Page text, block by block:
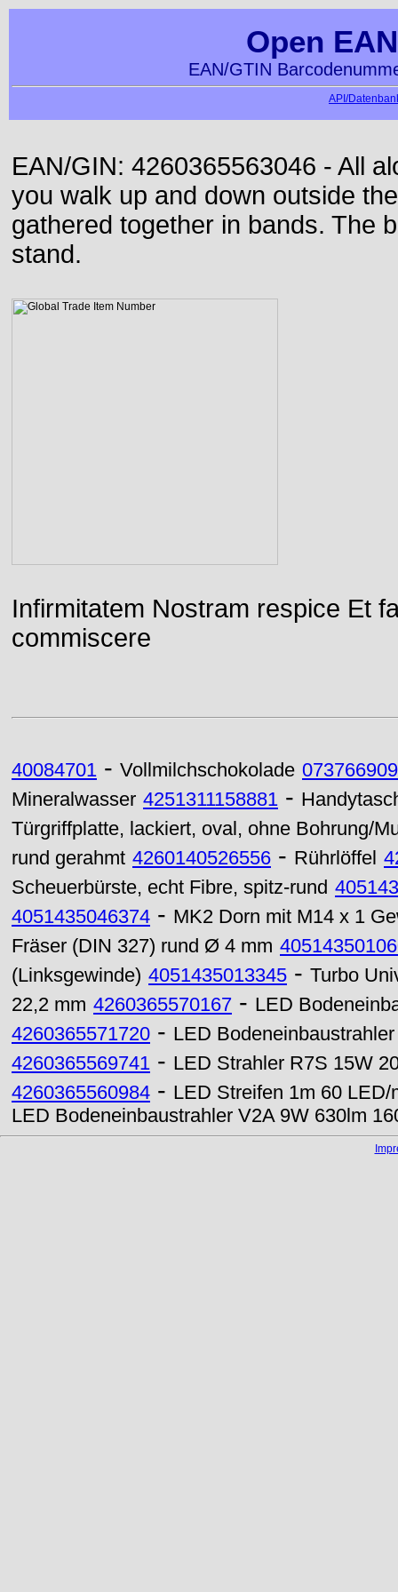
Open
EAN/GTIN
API/
EAN/GIN: 4260365563046 - All
you walk up and down outside
gathered together in bands. The
stand.
Infirmitatem Nostram respice Et
commiscere
40084701 - Vollmilchschokolade
Mineralwasser 4251311158881 -
Türgriffplatte, lackiert, oval, ohne Bohrung/
rund gerahmt 4260140526556 - Rührlöffel
Scheuerbürste, echt Fibre, spitz-rund
4051435046374 - MK2 Dorn mit M14 x 1
Fräser (DIN 327) rund Ø 4 mm
(Linksgewinde) 4051435013345 - Turbo
22,2 mm 4260365570167 - LED
4260365571720 - LED
4260365569741 - LED Strahler R7S 15W
4260365560984 - LED Streifen 1m 60
LED Bodeneinbaustrahler V2A 9W 630lm